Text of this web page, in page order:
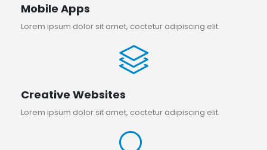
Mobile Apps
Lorem ipsum dolor sit amet, coctetur adipiscing elit.
Creative Websites
Lorem ipsum dolor sit amet, coctetur adipiscing elit.